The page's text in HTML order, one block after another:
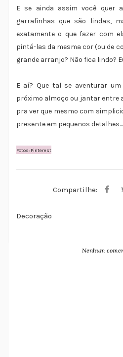
E se ainda assim você quer
garrafinhas que são lindas,
exatamente o que fazer com
pintá-las da mesma cor (ou de
grande arranjo? Não fica lindo?
E aí? Que tal se aventurar
próximo almoço ou jantar entre
pra ver que mesmo com
presente em pequenos detalhes...
Fotos: Pinterest
Compartilhe:
Decoração
Nenhum